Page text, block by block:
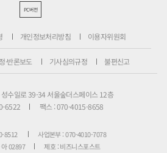
PC버전
개인정보처리방침 이용자위원회
·반론보도 기사심의규정 불편신고
수일로 39-34 서울숲더스페이스 12층
6522
팩스 : 070-4015-8658
8512
사업본부 : 070-4010-7078
02897
제호 : 비즈니스포스트